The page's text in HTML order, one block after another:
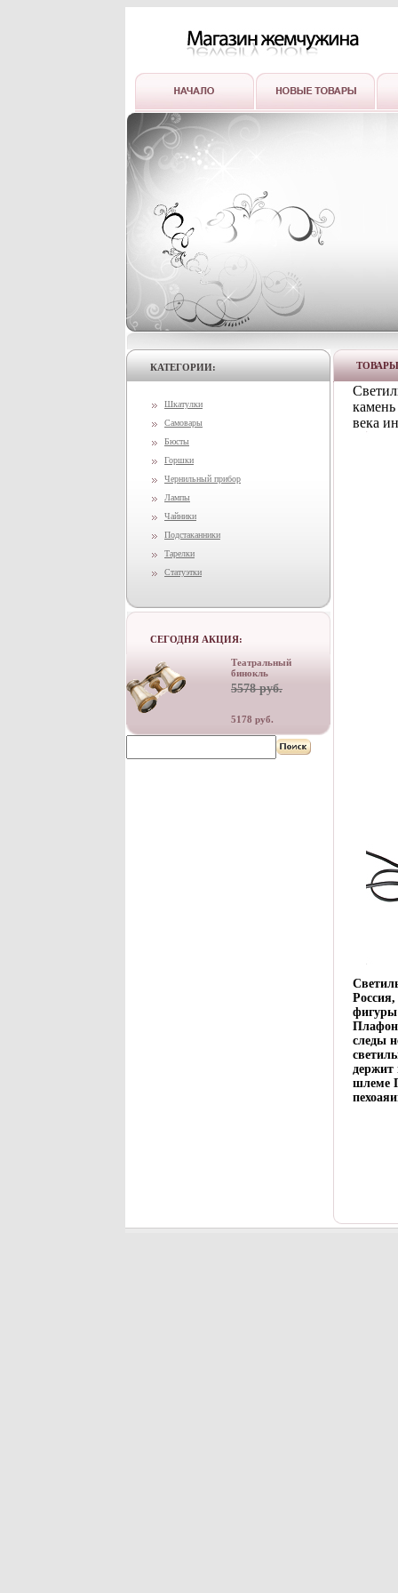
КАТЕГОРИИ:
Шкатулки
Самовары
Бюсты
Горшки
Чернильный прибор
Лампы
Чайники
Подстаканники
Тарелки
Статуэтки
СЕГОДНЯ АКЦИЯ:
Театральный
бинокль
5578 руб.
5178 руб.
ТОВАРЫ
века
фигуры
Плафон
следы
держит
шлеме